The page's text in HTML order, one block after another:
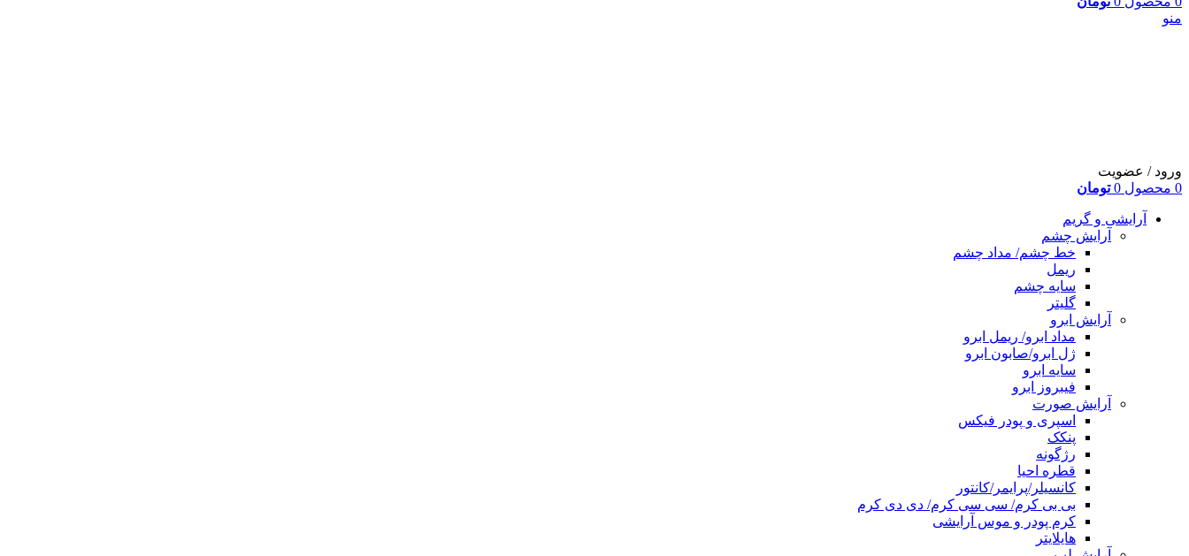
منو
ورود / عضویت
0 محصول 0 تومان
آرایشی و گریم
آرایش چشم
خط چشم/ مداد چشم
ریمل
سایه چشم
گلیتر
آرایش ابرو
مداد ابرو/ ریمل ابرو
ژل ابرو/صابون ابرو
سایه ابرو
فیبروز ابرو
آرایش صورت
اسپری و پودر فیکس
پنکک
رژگونه
قطره احیا
کانسیلر/پرایمر/کانتور
بی بی کرم/ سی سی کرم/ دی دی کرم
کرم پودر و موس آرایشی
هایلایتر